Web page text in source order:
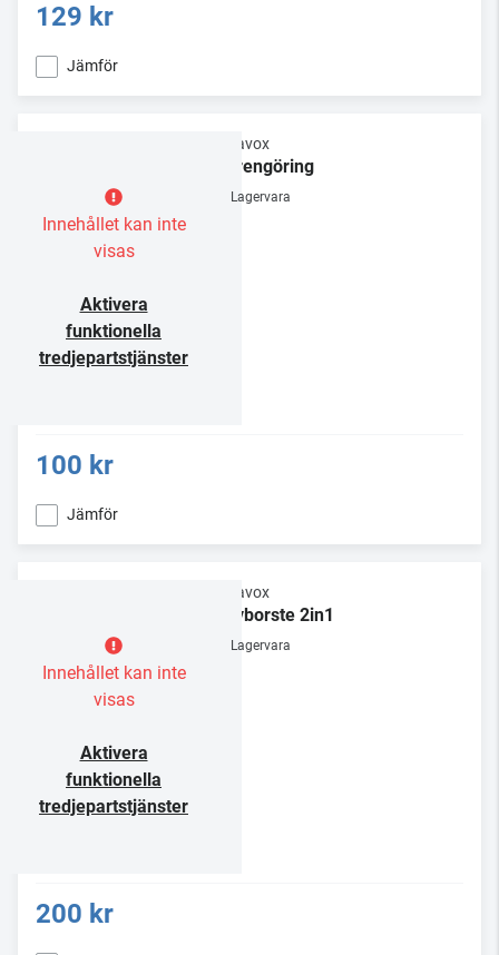
129 kr
Jämför
Innehållet kan inte
visas
Aktivera
funktionella
tredjepartstjänster
Dynavox
Nålrengöring
Lagervara
100 kr
Jämför
Innehållet kan inte
visas
Aktivera
funktionella
tredjepartstjänster
Dynavox
Skivborste 2in1
Lagervara
200 kr